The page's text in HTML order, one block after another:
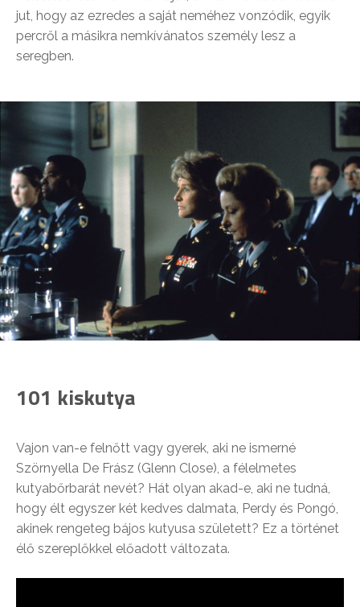
jut, hogy az ezredes a saját neméhez vonzódik, egyik
percről a másikra nemkívánatos személy lesz a
seregben.
101 kiskutya
Vajon van-e felnőtt vagy gyerek, aki ne ismerné
Szörnyella De Frász (Glenn Close), a félelmetes
kutyabőrbarát nevét? Hát olyan akad-e, aki ne tudná,
hogy élt egyszer két kedves dalmata, Perdy és Pongó,
akinek rengeteg bájos kutyusa született? Ez a történet
élő szereplőkkel előadott változata.